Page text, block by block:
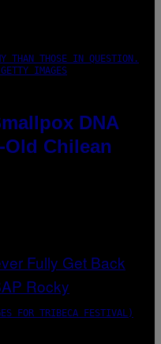
THAN THOSE IN QUESTION.
IMAGES
DNA
Old Chilean
FOR TRIBECA FESTIVAL)